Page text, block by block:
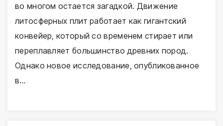
во многом остается загадкой. Движение
литосферных плит работает как гигантский
конвейер, который со временем стирает или
переплавляет большинство древних пород.
Однако новое исследование, опубликованное
в…